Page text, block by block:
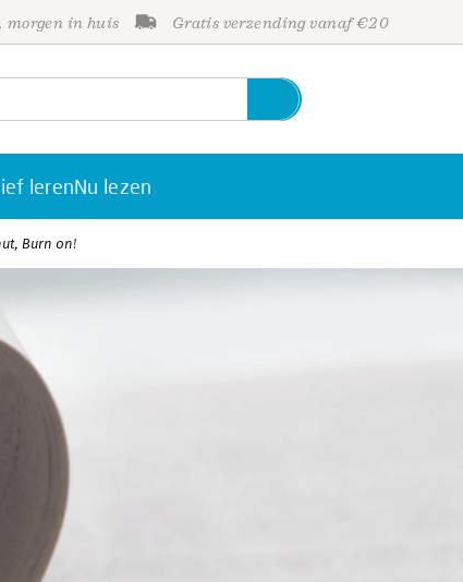
morgen in huis Gratis verzending vanaf €20
lerenNu lezen
Burn on!
Personen